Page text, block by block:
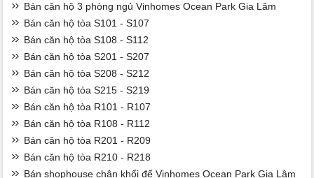
Bán căn hộ 3 phòng ngủ Vinhomes Ocean Park Gia Lâm
Bán căn hộ tòa S101 - S107
Bán căn hộ tòa S108 - S112
Bán căn hộ tòa S201 - S207
Bán căn hộ tòa S208 - S212
Bán căn hộ tòa S215 - S219
Bán căn hộ tòa R101 - R107
Bán căn hộ tòa R108 - R112
Bán căn hộ tòa R201 - R209
Bán căn hộ tòa R210 - R218
Bán shophouse chân khối đế Vinhomes Ocean Park Gia Lâm